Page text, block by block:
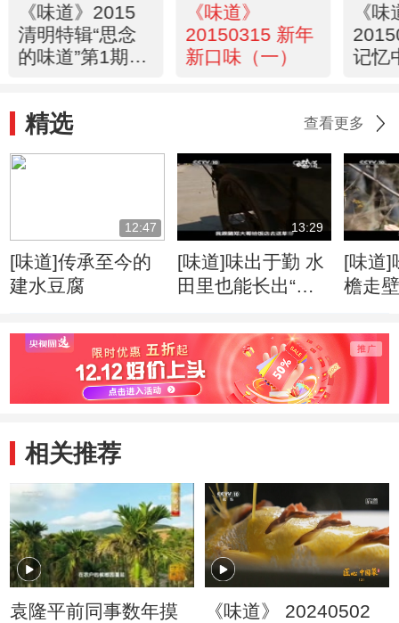
《味道》2015
清明特辑“思念
的味道”第1期
《味道》
20150315 新年
新口味（一）
《
记忆
精选 查看更多
12:47
[味道]传承至今的
建水豆腐
13:29
[味道]味出于勤 水
田里也能长出“象
[味道]
檐走
相关推荐
袁隆平前同事数年摸
《味道》 20240502